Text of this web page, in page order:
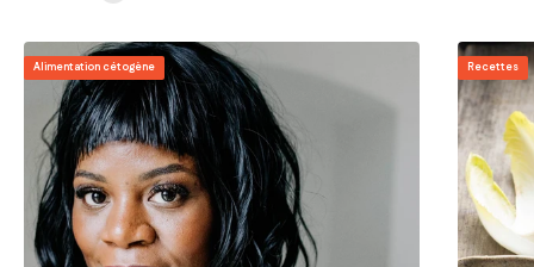
Alimentation cétogène Recettes